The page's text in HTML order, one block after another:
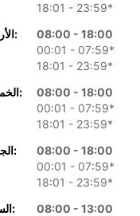
18:01 - 23:59*
الأربعاء:
08:00 - 18:00
00:01 - 07:59*
18:01 - 23:59*
الخميس:
08:00 - 18:00
00:01 - 07:59*
18:01 - 23:59*
الجمعة:
08:00 - 18:00
00:01 - 07:59*
18:01 - 23:59*
السبت:
08:00 - 13:00